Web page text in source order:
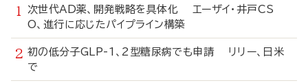
次世代AD薬、開発戦略を具体化 エーザイ・井戸CS
O、進行に応じたパイプライン構築
初の低分子GLP-1、2型糖尿病でも申請 リリー、日米
で